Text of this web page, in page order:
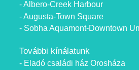
- Albero-Creek Harbour
- Augusta-Town Square
- Sobha Aquamont-Downtown
További kínálatunk
- Eladó családi ház Orosháza